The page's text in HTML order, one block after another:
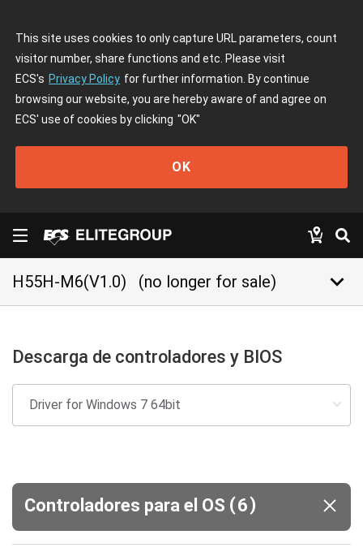
This site uses cookies to only capture URL parameters, count
visitor number, share functions and etc. Please visit
ECS's Privacy Policy for further information. By continue
browsing our website, you are hereby aware of and agree on
ECS' use of cookies by clicking "OK"
OK
H55H-M6(V1.0) (no longer for sale) keyboard_arrow_down
Descarga de controladores y BIOS
Controladores para el OS (6)